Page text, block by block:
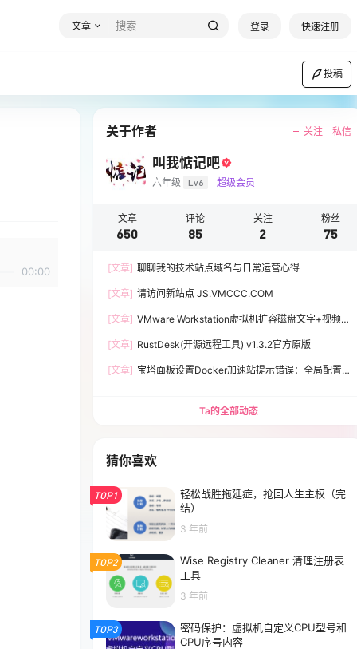
文章 登录 快速注册
投稿
00:00
关于作者 关注 私信
叫我惦记吧
六年级 Lv6 超级会员
文章
650
评论
85
关注
2
粉丝
75
[文章] 聊聊我的技术站点域名与日常运营心得
[文章] 请访问新站点 JS.VMCCC.COM
[文章] VMware Workstation虚拟机扩容磁盘文字+视频
[文章] RustDesk(开源远程工具) v1.3.2官方原版
[文章] 宝塔面板设置Docker加速站提示错误：全局配置
Ta的全部动态
猜你喜欢
TOP1
轻松战胜拖延症，抢回人生主权（完
结）
3 年前
TOP2
Wise Registry Cleaner 清理注册表
工具
3 年前
TOP3
密码保护：虚拟机自定义CPU型号和
CPU序号内容